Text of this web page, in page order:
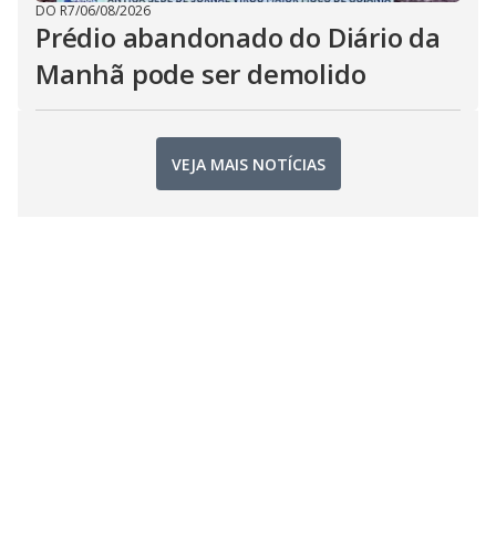
DO R7/06/08/2026
Prédio abandonado do Diário da
Manhã pode ser demolido
VEJA MAIS NOTÍCIAS